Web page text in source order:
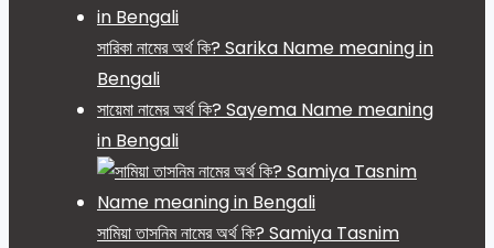
সারিকা নামের অর্থ কি? Sarika Name meaning in
Bengali
সায়েমা নামের অর্থ কি? Sayema Name meaning
in Bengali
সামিয়া তাসনিম নামের অর্থ কি? Samiya Tasnim